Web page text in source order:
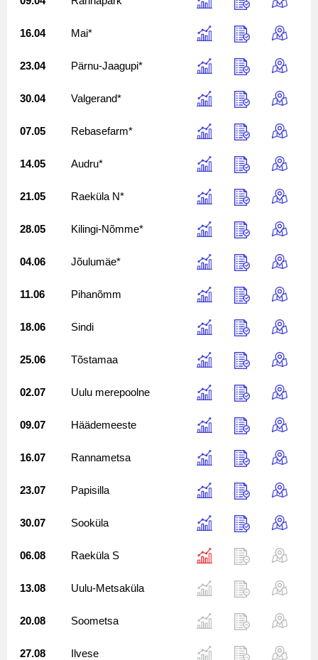
16.04 Mai*
23.04 Pärnu-Jaagupi*
30.04 Valgerand*
07.05 Rebasefarm*
14.05 Audru*
21.05 Raeküla N*
28.05 Kilingi-Nõmme*
04.06 Jõulumäe*
11.06 Pihanõmm
18.06 Sindi
25.06 Tõstamaa
02.07 Uulu merepoolne
09.07 Häädemeeste
16.07 Rannametsa
23.07 Papisilla
30.07 Sooküla
06.08 Raeküla S
13.08 Uulu-Metsaküla
20.08 Soometsa
27.08 Ilvese